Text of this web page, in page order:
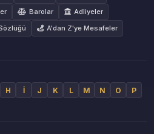
Barolar
Adliyeler
A'dan Z'ye Mesafeler
H İ J K L M N O
P